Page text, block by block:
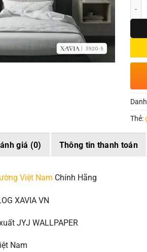
Số
Thẻ:
giá (0) Thông tin thanh toán
Việt Nam Chính Hãng
XAVIA VN
JYJ WALLPAPER
Nam